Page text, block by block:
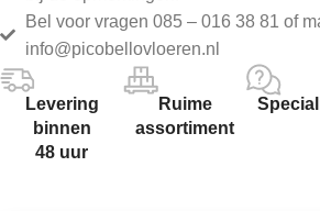
Bel voor vragen 085 – 016 38 81 of
info@picobellovloeren.nl
Levering
binnen
48 uur
Ruime
assortiment